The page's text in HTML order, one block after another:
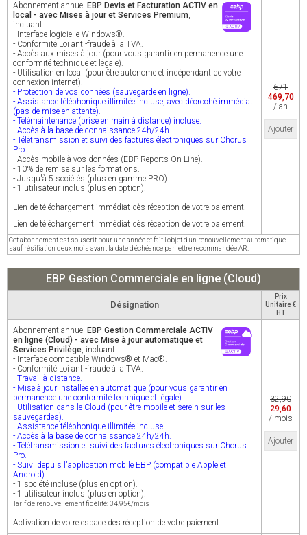
Abonnement annuel EBP Devis et Facturation ACTIV en
local - avec Mises à jour et Services Premium,
incluant:
- Interface logicielle Windows®.
- Conformité Loi anti-fraude à la TVA.
- Accès aux mises à jour (pour vous garantir en permanence une
conformité technique et légale).
- Utilisation en local (pour être autonome et indépendant de votre
connexion internet).
- Protection de vos données (sauvegarde en ligne).
- Assistance téléphonique illimitée incluse, avec décroché immédiat
(pas de mise en attente).
- Télémaintenance (prise en main à distance) incluse.
- Accès à la base de connaissance 24h/24h.
- Télétransmission et suivi des factures électroniques sur Chorus
Pro.
- Accès mobile à vos données (EBP Reports On Line).
- 10% de remise sur les formations.
- Jusqu'à 5 sociétés (plus en gamme PRO).
- 1 utilisateur inclus (plus en option).
Lien de téléchargement immédiat dès réception de votre paiement.
Lien de téléchargement immédiat dès réception de votre paiement.
671
469,70
/ an
Ajouter
Cet abonnement est souscrit pour une année et fait l'objet d'un renouvellement automatique
sauf résiliation deux mois avant la date d'échéance par lettre recommandée AR.
EBP Gestion Commerciale en ligne (Cloud)
Désignation
Prix
Unitaire €
HT
Abonnement annuel EBP Gestion Commerciale ACTIV
en ligne (Cloud) - avec Mise à jour automatique et
Services Privilège, incluant:
- Interface compatible Windows® et Mac®.
- Conformité Loi anti-fraude à la TVA.
- Travail à distance.
- Mise à jour installée en automatique (pour vous garantir en
permanence une conformité technique et légale).
- Utilisation dans le Cloud (pour être mobile et serein sur les
sauvegardes).
- Assistance téléphonique illimitée incluse.
- Accès à la base de connaissance 24h/24h.
- Télétransmission et suivi des factures électroniques sur Chorus
Pro.
- Suivi depuis l'application mobile EBP (compatible Apple et
Android).
- 1 société incluse (plus en option).
- 1 utilisateur inclus (plus en option).
Tarif de renouvellement fidélité: 34.95€/mois
Activation de votre espace dès réception de votre paiement.
32,90
29,60
/ mois
Ajouter